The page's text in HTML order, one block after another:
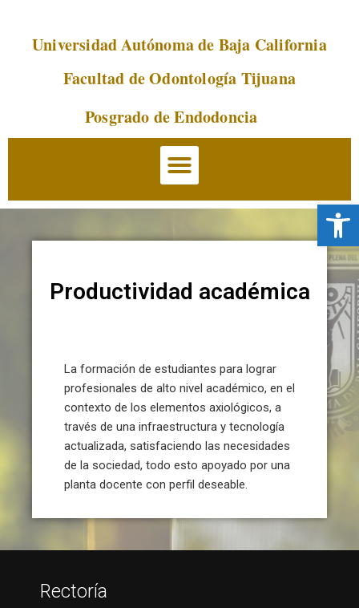
Abrir
SaltarUniversidad Autónoma de Baja California
Facultad de Odontología Tijuana
Posgrado de Endodoncia
Productividad académica
La formación de estudiantes para lograr
profesionales de alto nivel académico, en el
contexto de los elementos axiológicos, a
través de una infraestructura y tecnología
actualizada, satisfaciendo las necesidades
de la sociedad, todo esto apoyado por una
planta docente con perfil deseable.
Rectoría